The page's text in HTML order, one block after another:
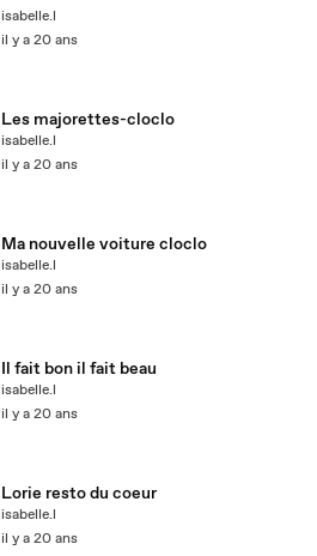
isabelle.l
il y a 20 ans
Les majorettes-cloclo
isabelle.l
il y a 20 ans
Ma nouvelle voiture cloclo
isabelle.l
il y a 20 ans
Il fait bon il fait beau
isabelle.l
il y a 20 ans
Lorie resto du coeur
isabelle.l
il y a 20 ans